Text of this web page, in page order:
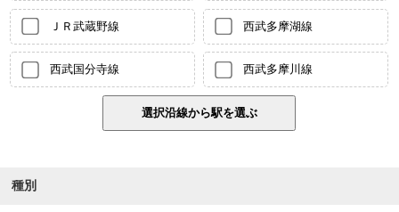
ＪＲ武蔵野線 西武多摩湖線
西武国分寺線 西武多摩川線
種別